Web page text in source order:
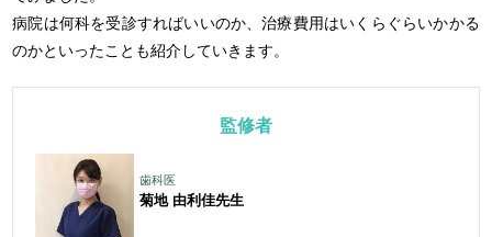
病院は何科を受診すればいいのか、治療費用はいくらぐらいかかる
のかといったことも紹介していきます。
監修者
歯科医
菊地 由利佳先生